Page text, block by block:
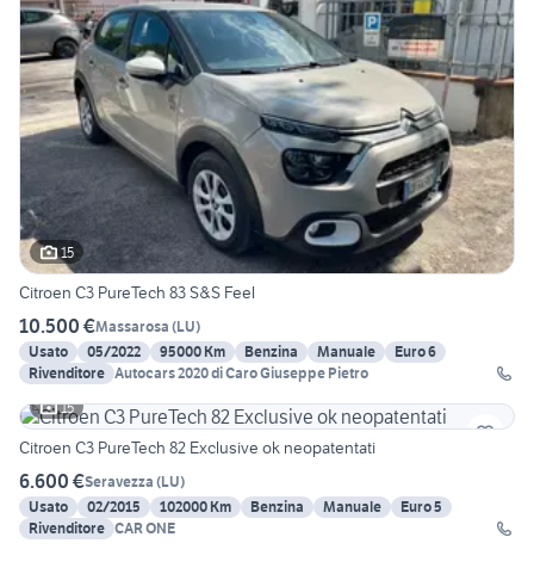
15
Citroen C3 PureTech 83 S&S Feel
10.500 €Massarosa (LU)
Usato
05/2022 95000 Km Benzina Manuale
Euro 6
Rivenditore Autocars 2020 di Caro Giuseppe Pietro
15
Citroen C3 PureTech 82 Exclusive ok neopatentati
6.600 €Seravezza (LU)
Usato
02/2015 102000 Km Benzina Manuale
Euro 5
Rivenditore CAR ONE